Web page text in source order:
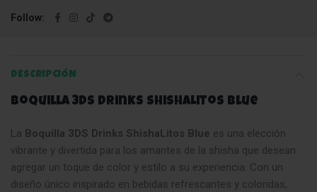
Follow
DESCRIPCIÓN
Boquilla 3DS Drinks ShishaLitos Blue
La Boquilla 3DS Drinks ShishaLitos Blue es una elección
vibrante y divertida para los amantes de la shisha que desean
agregar un toque de color y estilo a su experiencia. Con un
diseño único inspirado en bebidas refrescantes y coloridas,